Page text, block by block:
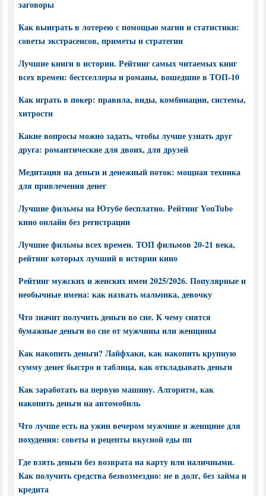
заговоры
Как выиграть в лотерею с помощью магии и статистики:
советы экстрасенсов, приметы и стратегии
Лучшие книги в истории. Рейтинг самых читаемых книг
всех времен: бестселлеры и романы, вошедшие в ТОП-10
Как играть в покер: правила, виды, комбинации, системы,
хитрости
Какие вопросы можно задать, чтобы лучше узнать друг
друга: романтические для двоих, для друзей
Медитация на деньги и денежный поток: мощная техника
для привлечения денег
Лучшие фильмы на Ютубе бесплатно. Рейтинг YouTube
кино онлайн без регистрации
Лучшие фильмы всех времен. ТОП фильмов 20-21 века,
рейтинг которых лучший в истории кино
Рейтинг мужских и женских имен 2025/2026. Популярные и
необычные имена: как назвать мальчика, девочку
Что значит получить деньги во сне. К чему снятся
бумажные деньги во сне от мужчины или женщины
Как накопить деньги? Лайфхаки, как накопить крупную
сумму денег быстро и таблица, как откладывать деньги
Как заработать на первую машину. Алгоритм, как
накопить деньги на автомобиль
Что лучше есть на ужин вечером мужчине и женщине для
похудения: советы и рецепты вкусной еды пп
Где взять деньги без возврата на карту или наличными.
Как получить средства безвозмездно: не в долг, без займа и
кредита